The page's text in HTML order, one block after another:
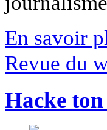
En savoir
Revue du
Hacke